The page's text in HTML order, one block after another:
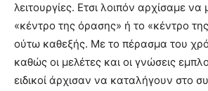
λειτουργίες. Ετσι λοιπόν αρχίσαμε να
«κέντρο της όρασης» ή το «κέντρο
ούτω καθεξής. Με το πέρασμα του
καθώς οι μελέτες και οι γνώσεις
ειδικοί άρχισαν να καταλήγουν στο